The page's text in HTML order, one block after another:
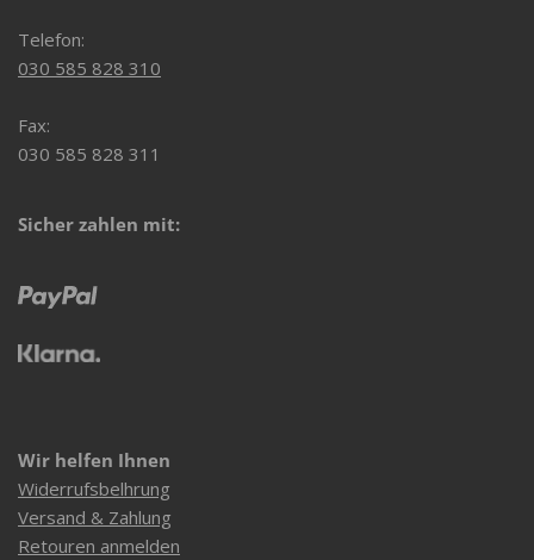
Telefon:
030 585 828 310
Fax:
030 585 828 311
Sicher zahlen mit:
Wir helfen Ihnen
Widerrufsbelhrung
Versand & Zahlung
Retouren anmelden